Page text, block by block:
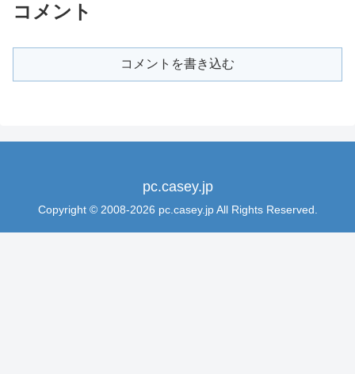
コメント
コメントを書き込む
pc.casey.jp
Copyright © 2008-2026 pc.casey.jp All Rights Reserved.